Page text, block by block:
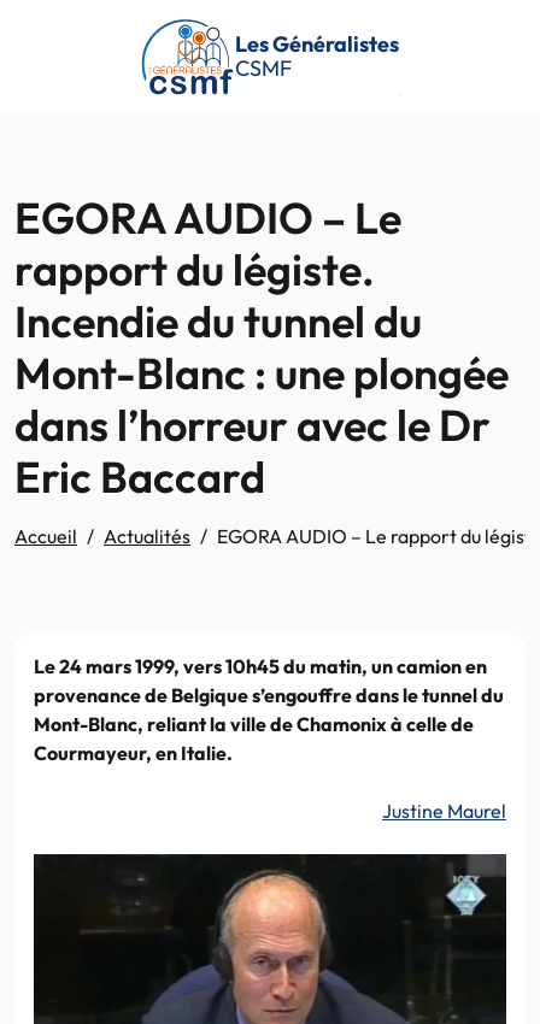
Passer au contenu principal
Les Généralistes
CSMF
EGORA AUDIO – Le
rapport du légiste.
Incendie du tunnel du
Mont-Blanc : une plongée
dans l’horreur avec le Dr
Eric Baccard
Accueil Actualités EGORA AUDIO – Le rapport du
Le 24 mars 1999, vers 10h45 du matin, un camion en
provenance de Belgique s’engouffre dans le tunnel du
Mont-Blanc, reliant la ville de Chamonix à celle de
Courmayeur, en Italie.
Justine Maurel